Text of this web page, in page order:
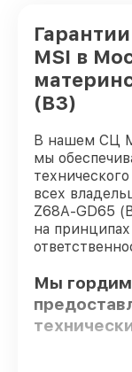
MSI в
(B3)
В нашем СЦ
мы
всех
Z68A-GD65
на
Мы